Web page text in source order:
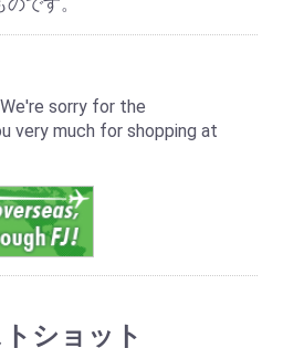
sorry for the
very much for shopping at
ショット